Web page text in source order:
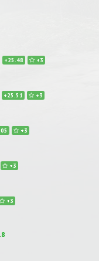
+25.48 +3
+25.51 +3
+3
+3
+3